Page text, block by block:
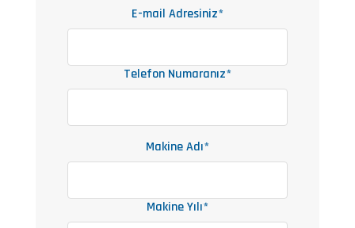
E-mail Adresiniz*
Telefon Numaranız*
Makine Adı*
Makine Yılı*